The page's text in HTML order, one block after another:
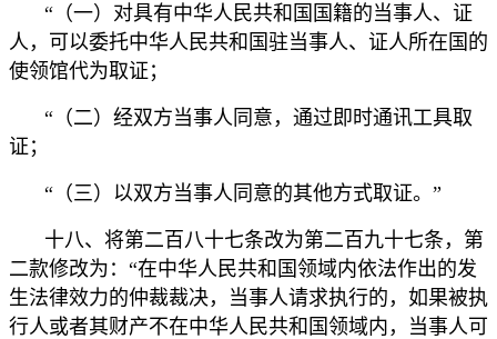
“（一）对具有中华人民共和国国籍的当事人、证
人，可以委托中华人民共和国驻当事人、证人所在国的
使领馆代为取证；
“（二）经双方当事人同意，通过即时通讯工具取
证；
“（三）以双方当事人同意的其他方式取证。”
十八、将第二百八十七条改为第二百九十七条，第
二款修改为：“在中华人民共和国领域内依法作出的发
生法律效力的仲裁裁决，当事人请求执行的，如果被执
行人或者其财产不在中华人民共和国领域内，当事人可